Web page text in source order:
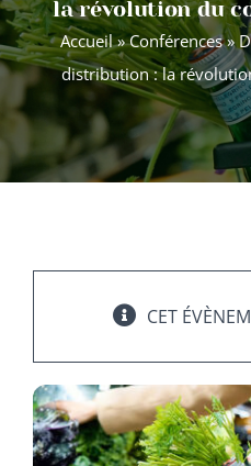
NOS ACTIVITES
ACTUALITES
ADHERER
la révolution du
Accueil»Conférences»
distribution : la
CET